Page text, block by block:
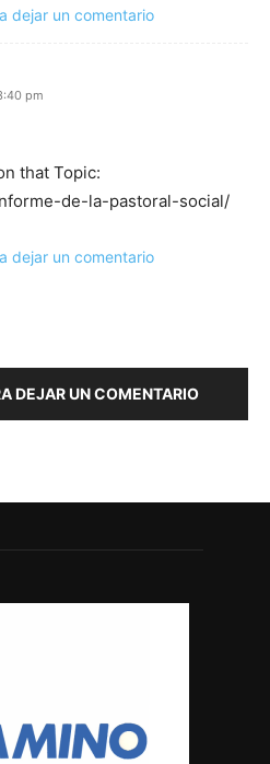
dejar un comentario
pm
that Topic:
de-la-pastoral-social/
dejar un comentario
DEJAR UN COMENTARIO